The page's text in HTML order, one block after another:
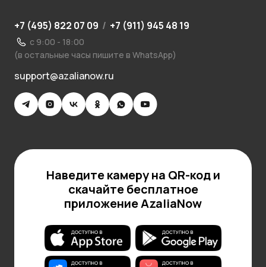
+7 (495) 822 07 09 / +7 (911) 945 48 19
с 9:00 - 18:00
(в остальные часы пишите в WhatsApp)
support@azalianow.ru
Наведите камеру на QR-код и
скачайте бесплатное
приложение AzaliaNow